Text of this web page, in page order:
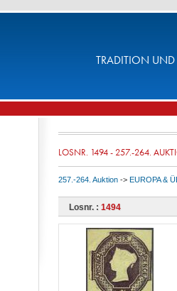
TRADITION UND
LOSNR. 1494 - 257.-264.
257.-264. Auktion -> EUROPA &
Losnr. : 1494